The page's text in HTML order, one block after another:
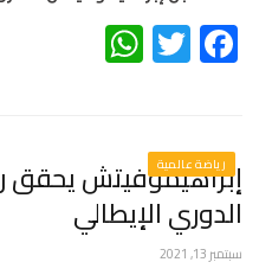
Facebook
Twitter
رياضة عالمية
إبراهيموفيتش يحقق
الدوري الإيطالي
سبتمبر 13, 2021